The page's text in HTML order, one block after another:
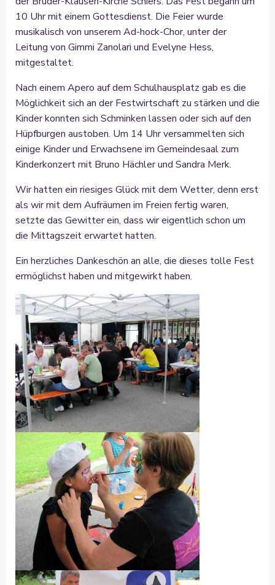
10 Uhr mit einem Gottesdienst. Die Feier wurde
musikalisch von unserem Ad-hock-Chor, unter der
Leitung von Gimmi Zanolari und Evelyne Hess,
mitgestaltet.
Nach einem Apero auf dem Schulhausplatz gab es die
Möglichkeit sich an der Festwirtschaft zu stärken und die
Kinder konnten sich Schminken lassen oder sich auf den
Hüpfburgen austoben. Um 14 Uhr versammelten sich
einige Kinder und Erwachsene im Gemeindesaal zum
Kinderkonzert mit Bruno Hächler und Sandra Merk.
Wir hatten ein riesiges Glück mit dem Wetter, denn erst
als wir mit dem Aufräumen im Freien fertig waren,
setzte das Gewitter ein, dass wir eigentlich schon um
die Mittagszeit erwartet hatten.
Ein herzliches Dankeschön an alle, die dieses tolle Fest
ermöglichst haben und mitgewirkt haben.